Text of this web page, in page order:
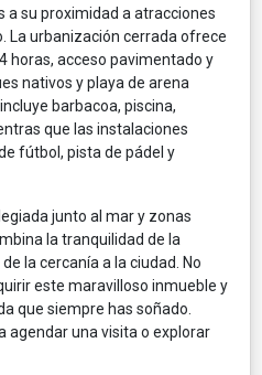
a su proximidad a atracciones
La urbanización cerrada ofrece
horas, acceso pavimentado y
nativos y playa de arena
barbacoa, piscina,
que las instalaciones
fútbol, pista de pádel y
junto al mar y zonas
la tranquilidad de la
la cercanía a la ciudad. No
este maravilloso inmueble y
que siempre has soñado.
agendar una visita o explorar